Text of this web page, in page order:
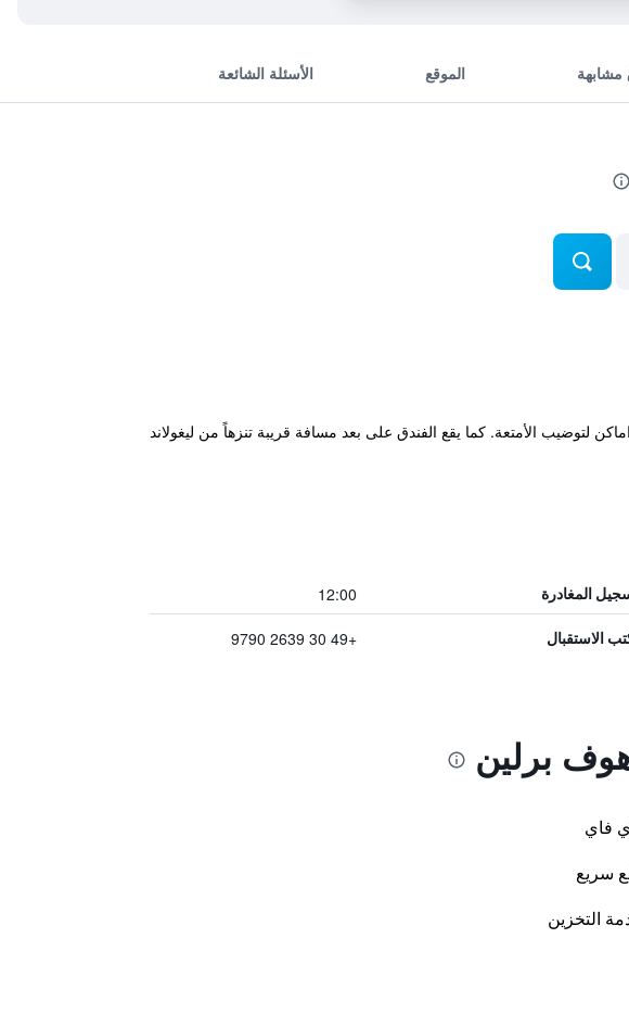
مشابهة الموقع الأسئلة الشائعة
لتوضيب الأمتعة. كما يقع الفندق على بعد مسافة قريبة تنزهاً من ليغولاند
المغادرة 12:00
الاستقبال +49 30 2639 9790
برلين
فاي
سريع
التخزين